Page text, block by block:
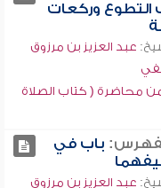
التطوع وركعات
عبد العزيز بن مرزوق
محاضرة ( كتاب الصلاة
باب في
عبد العزيز بن مرزوق